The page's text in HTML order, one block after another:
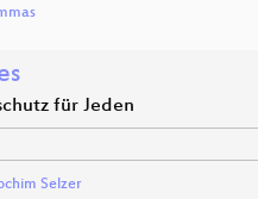
für Jeden
Selzer